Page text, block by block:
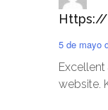
5 de mayo
website.